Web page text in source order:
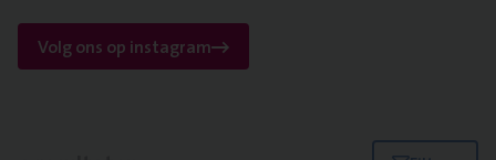
Volg ons op instagram